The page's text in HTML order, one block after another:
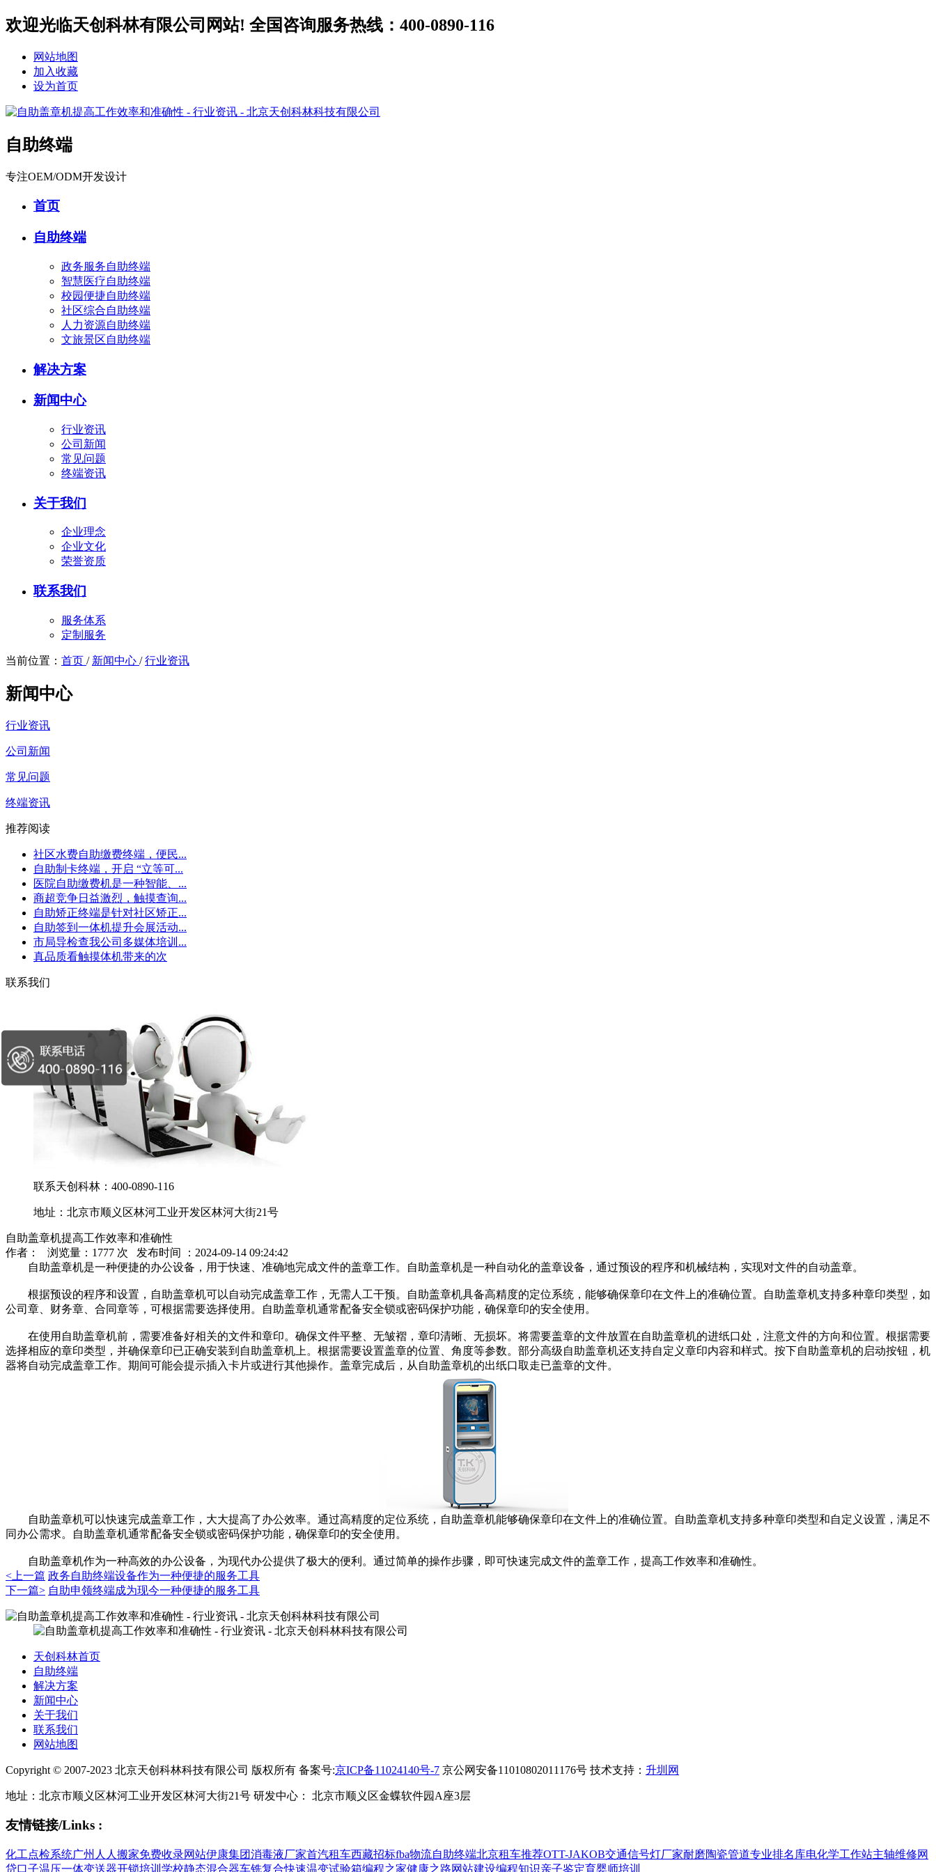
欢迎光临天创科林有限公司网站! 全国咨询服务热线：400-0890-116
网站地图
加入收藏
设为首页
自助终端
专注OEM/ODM开发设计
首页
自助终端
政务服务自助终端
智慧医疗自助终端
校园便捷自助终端
社区综合自助终端
人力资源自助终端
文旅景区自助终端
解决方案
新闻中心
行业资讯
公司新闻
常见问题
终端资讯
关于我们
企业理念
企业文化
荣誉资质
联系我们
服务体系
定制服务
当前位置： 首页 / 新闻中心 /行业资讯
新闻中心
行业资讯
公司新闻
常见问题
终端资讯
推荐阅读
社区水费自助缴费终端，便民...
自助制卡终端，开启 “立等可...
医院自助缴费机是一种智能、...
商超竞争日益激烈，触摸查询...
自助矫正终端是针对社区矫正...
自助签到一体机提升会展活动...
市局导检查我公司多媒体培训...
真品质看触摸体机带来的次
联系我们
联系天创科林：400-0890-116
地址：北京市顺义区林河工业开发区林河大街21号
自助盖章机提高工作效率和准确性
作者： 浏览量：1777 次 发布时间 ：2024-09-14 09:24:42
自助盖章机是一种便捷的办公设备，用于快速、准确地完成文件的盖章工作。自助盖章机是一种自动化的盖章设备，通过预设的程序和机械结构，实现对文件的自动盖章。
根据预设的程序和设置，自助盖章机可以自动完成盖章工作，无需人工干预。自助盖章机具备高精度的定位系统，能够确保章印在文件上的准确位置。自助盖章机支持多种章印类型，如
公司章、财务章、合同章等，可根据需要选择使用。自助盖章机通常配备安全锁或密码保护功能，确保章印的安全使用。
在使用自助盖章机前，需要准备好相关的文件和章印。确保文件平整、无皱褶，章印清晰、无损坏。将需要盖章的文件放置在自助盖章机的进纸口处，注意文件的方向和位置。根据需要
选择相应的章印类型，并确保章印已正确安装到自助盖章机上。根据需要设置盖章的位置、角度等参数。部分高级自助盖章机还支持自定义章印内容和样式。按下自助盖章机的启动按钮，机
器将自动完成盖章工作。期间可能会提示插入卡片或进行其他操作。盖章完成后，从自助盖章机的出纸口取走已盖章的文件。
自助盖章机可以快速完成盖章工作，大大提高了办公效率。通过高精度的定位系统，自助盖章机能够确保章印在文件上的准确位置。自助盖章机支持多种章印类型和自定义设置，满足不
同办公需求。自助盖章机通常配备安全锁或密码保护功能，确保章印的安全使用。
自助盖章机作为一种高效的办公设备，为现代办公提供了极大的便利。通过简单的操作步骤，即可快速完成文件的盖章工作，提高工作效率和准确性。
<上一篇 政务自助终端设备作为一种便捷的服务工具
下一篇> 自助申领终端成为现今一种便捷的服务工具
天创科林首页
自助终端
解决方案
新闻中心
关于我们
联系我们
网站地图
Copyright © 2007-2023 北京天创科林科技有限公司 版权所有 备案号:京ICP备11024140号-7 京公网安备11010802011176号 技术支持： 升圳网
地址：北京市顺义区林河工业开发区林河大街21号 研发中心： 北京市顺义区金蝶软件园A座3层
友情链接/Links :
化工点检系统广州人人搬家免费收录网站伊康集团消毒液厂家首汽租车西藏招标fba物流自助终端北京租车推荐OTT-JAKOB交通信号灯厂家耐磨陶瓷管道专业排名库电化学工作站主轴维修网
贷口子温压一体变送器开锁培训学校静态混合器车铣复合快速温变试验箱编程之家健康之路网站建设编程知识亲子鉴定育婴师培训